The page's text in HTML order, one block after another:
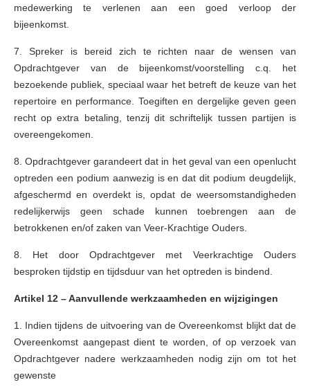
medewerking te verlenen aan een goed verloop der
bijeenkomst.
7. Spreker is bereid zich te richten naar de wensen van
Opdrachtgever van de bijeenkomst/voorstelling c.q. het
bezoekende publiek, speciaal waar het betreft de keuze van het
repertoire en performance. Toegiften en dergelijke geven geen
recht op extra betaling, tenzij dit schriftelijk tussen partijen is
overeengekomen.
8. Opdrachtgever garandeert dat in het geval van een openlucht
optreden een podium aanwezig is en dat dit podium deugdelijk,
afgeschermd en overdekt is, opdat de weersomstandigheden
redelijkerwijs geen schade kunnen toebrengen aan de
betrokkenen en/of zaken van Veer-Krachtige Ouders.
8. Het door Opdrachtgever met Veerkrachtige Ouders
besproken tijdstip en tijdsduur van het optreden is bindend.
Artikel 12 – Aanvullende werkzaamheden en wijzigingen
1. Indien tijdens de uitvoering van de Overeenkomst blijkt dat de
Overeenkomst aangepast dient te worden, of op verzoek van
Opdrachtgever nadere werkzaamheden nodig zijn om tot het
gewenste